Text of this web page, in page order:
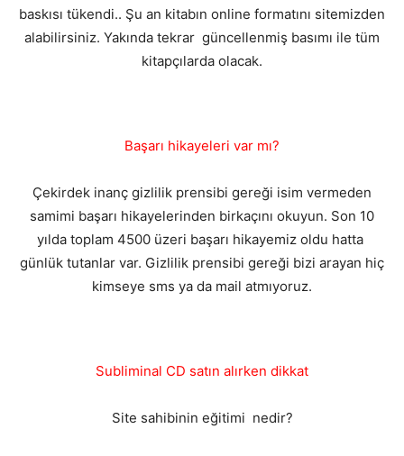
baskısı tükendi.. Şu an kitabın online formatını sitemizden
alabilirsiniz. Yakında tekrar güncellenmiş basımı ile tüm
kitapçılarda olacak.
Başarı hikayeleri var mı?
Çekirdek inanç gizlilik prensibi gereği isim vermeden
samimi başarı hikayelerinden birkaçını okuyun. Son 10
yılda toplam 4500 üzeri başarı hikayemiz oldu hatta
günlük tutanlar var. Gizlilik prensibi gereği bizi arayan hiç
kimseye sms ya da mail atmıyoruz.
Subliminal CD satın alırken dikkat
Site sahibinin eğitimi nedir?